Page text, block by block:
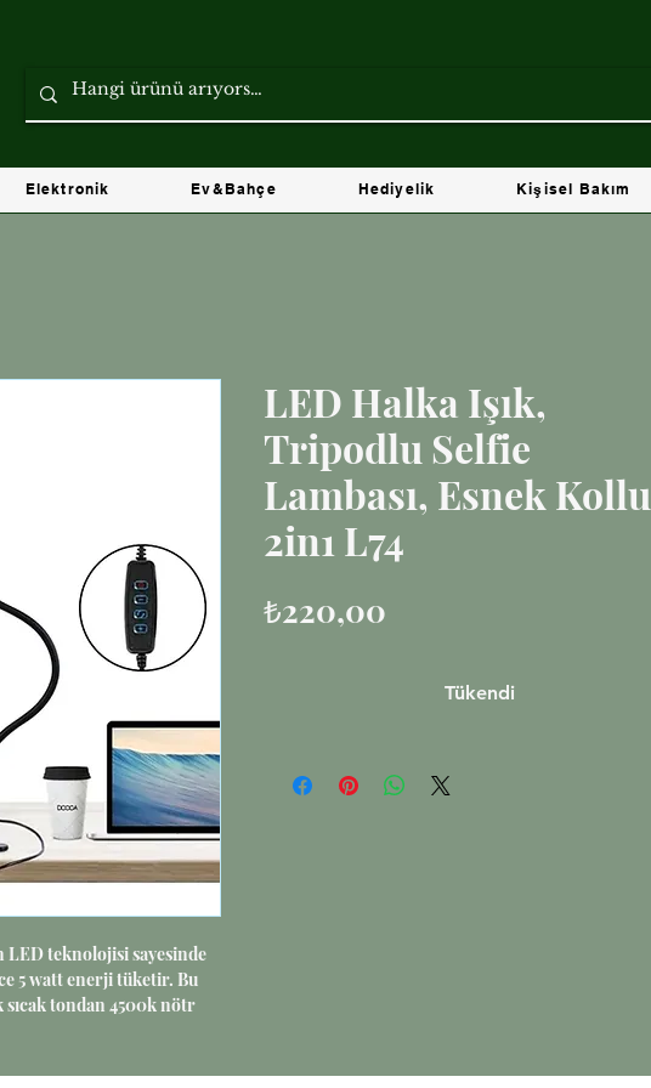
Elektronik Ev&Bahçe Hediyelik Kişisel Bakım
LED teknolojisi sayesinde
5 watt enerji tüketir. Bu
sıcak tondan 4500k nötr
LED Halka Işık,
Tripodlu Selfie
Lambası, Esnek Kollu
2in1 L74
₺220,00
Tükendi